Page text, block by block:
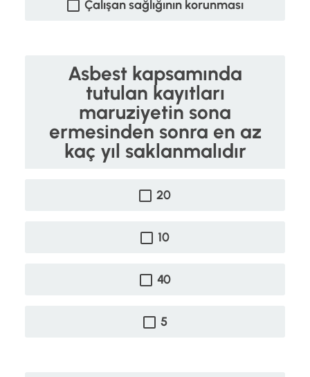
Çalışan sağlığının korunması
Asbest kapsamında
tutulan kayıtları
maruziyetin sona
ermesinden sonra en az
kaç yıl saklanmalıdır
20
10
40
5